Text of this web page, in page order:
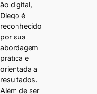
ão digital,
Diego é
reconhecido
por sua
abordagem
prática e
orientada a
resultados.
Além de ser